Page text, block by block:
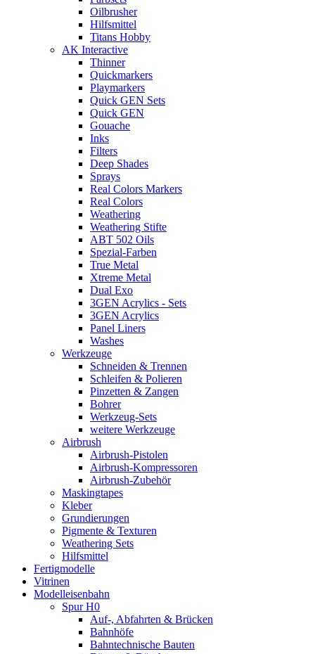
Oilbrusher
Hilfsmittel
Titans Hobby
AK Interactive
Thinner
Quickmarkers
Playmarkers
Quick GEN Sets
Quick GEN
Gouache
Inks
Filters
Deep Shades
Sprays
Real Colors Markers
Real Colors
Weathering
Weathering Stifte
ABT 502 Oils
Spezial-Farben
True Metal
Xtreme Metal
Dual Exo
3GEN Acrylics - Sets
3GEN Acrylics
Panel Liners
Washes
Werkzeuge
Schneiden & Trennen
Schleifen & Polieren
Pinzetten & Zangen
Bohrer
Werkzeug-Sets
weitere Werkzeuge
Airbrush
Airbrush-Pistolen
Airbrush-Kompressoren
Airbrush-Zubehör
Maskingtapes
Kleber
Grundierungen
Pigmente & Texturen
Weathering Sets
Hilfsmittel
Fertigmodelle
Vitrinen
Modelleisenbahn
Spur H0
Auf-, Abfahrten & Brücken
Bahnhöfe
Bahntechnische Bauten